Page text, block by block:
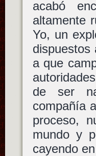
acabó
altamente
Yo, un
a que
de ser
compañía
proceso,
mundo y
cayendo